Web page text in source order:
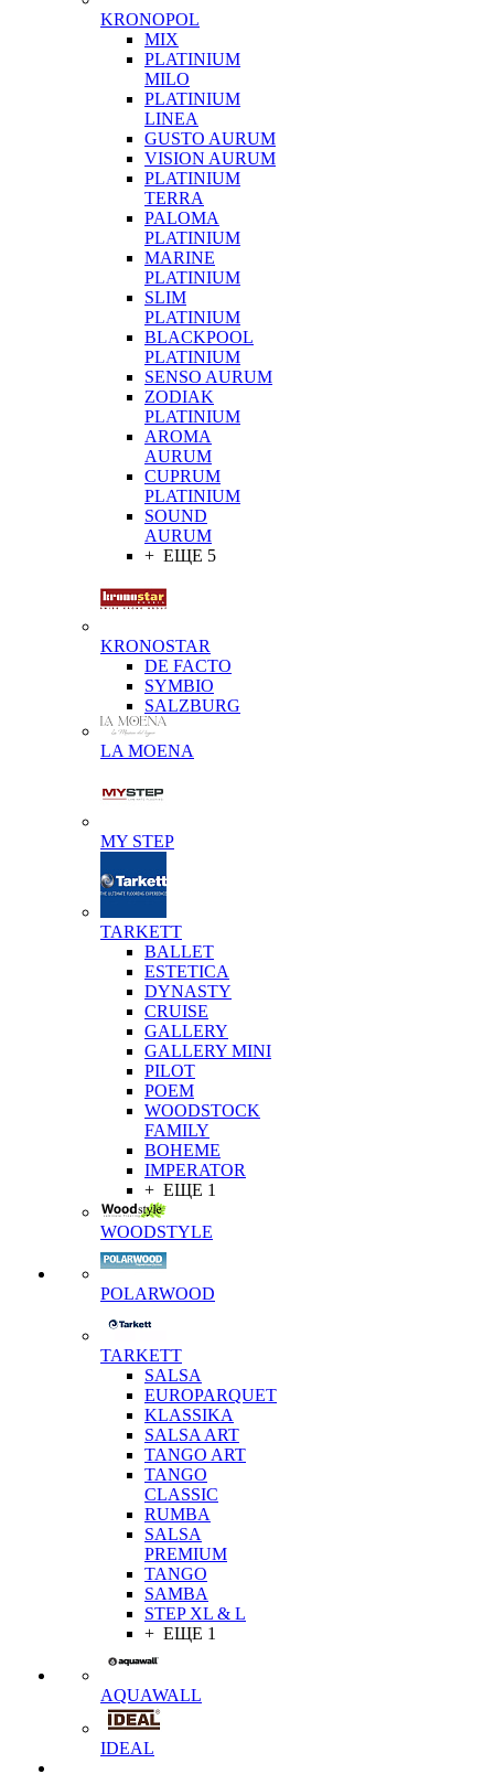
KRONOPOL
MIX
PLATINIUM
MILO
PLATINIUM
LINEA
GUSTO AURUM
VISION AURUM
PLATINIUM
TERRA
PALOMA
PLATINIUM
MARINE
PLATINIUM
SLIM
PLATINIUM
BLACKPOOL
PLATINIUM
SENSO AURUM
ZODIAK
PLATINIUM
AROMA
AURUM
CUPRUM
PLATINIUM
SOUND
AURUM
+ ЕЩЕ 5
KRONOSTAR
DE FACTO
SYMBIO
SALZBURG
LA MOENA
MY STEP
TARKETT
BALLET
ESTETICA
DYNASTY
CRUISE
GALLERY
GALLERY MINI
PILOT
POEM
WOODSTOCK
FAMILY
BOHEME
IMPERATOR
+ ЕЩЕ 1
WOODSTYLE
POLARWOOD
TARKETT
SALSA
EUROPARQUET
KLASSIKA
SALSA ART
TANGO ART
TANGO
CLASSIC
RUMBA
SALSA
PREMIUM
TANGO
SAMBA
STEP XL & L
+ ЕЩЕ 1
AQUAWALL
IDEAL